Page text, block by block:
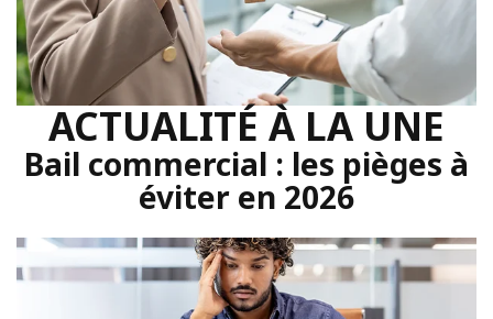
ACTUALITÉ À LA UNE
Bail commercial : les pièges à
éviter en 2026